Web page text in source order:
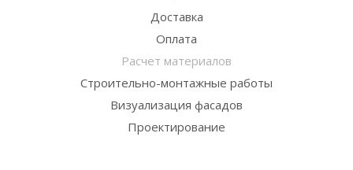
Доставка
Оплата
Расчет материалов
Строительно-монтажные работы
Визуализация фасадов
Проектирование